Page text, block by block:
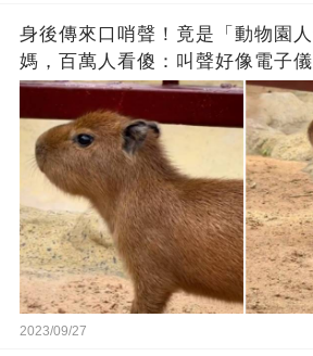
身後傳來口哨聲！竟是「動物園
媽，百萬人看傻：叫聲好像電子
2023/09/27